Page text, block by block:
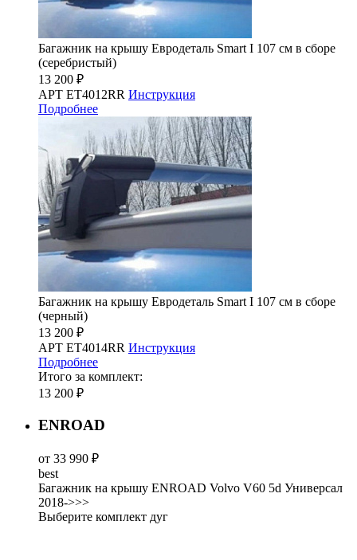
Багажник на крышу Евродеталь Smart I 107 см в сборе
(серебристый)
13 200 ₽
АРТ ET4012RR Инструкция
Подробнее
Багажник на крышу Евродеталь Smart I 107 см в сборе
(черный)
13 200 ₽
АРТ ET4014RR Инструкция
Подробнее
Итого за комплект:
13 200 ₽
ENROAD
от 33 990 ₽
best
Багажник на крышу ENROAD Volvo V60 5d Универсал
2018->>>
Выберите комплект дуг